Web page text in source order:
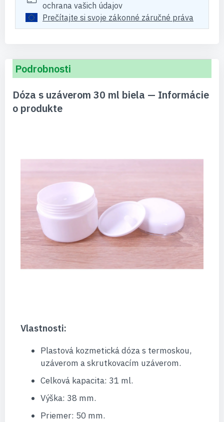
ochrana vašich údajov
Prečítajte si svoje zákonné záručné práva
Podrobnosti
Dóza s uzáverom 30 ml biela — Informácie
o produkte
Vlastnosti:
Plastová kozmetická dóza s termoskou,
uzáverom a skrutkovacím uzáverom.
Celková kapacita: 31 ml.
Výška: 38 mm.
Priemer: 50 mm.